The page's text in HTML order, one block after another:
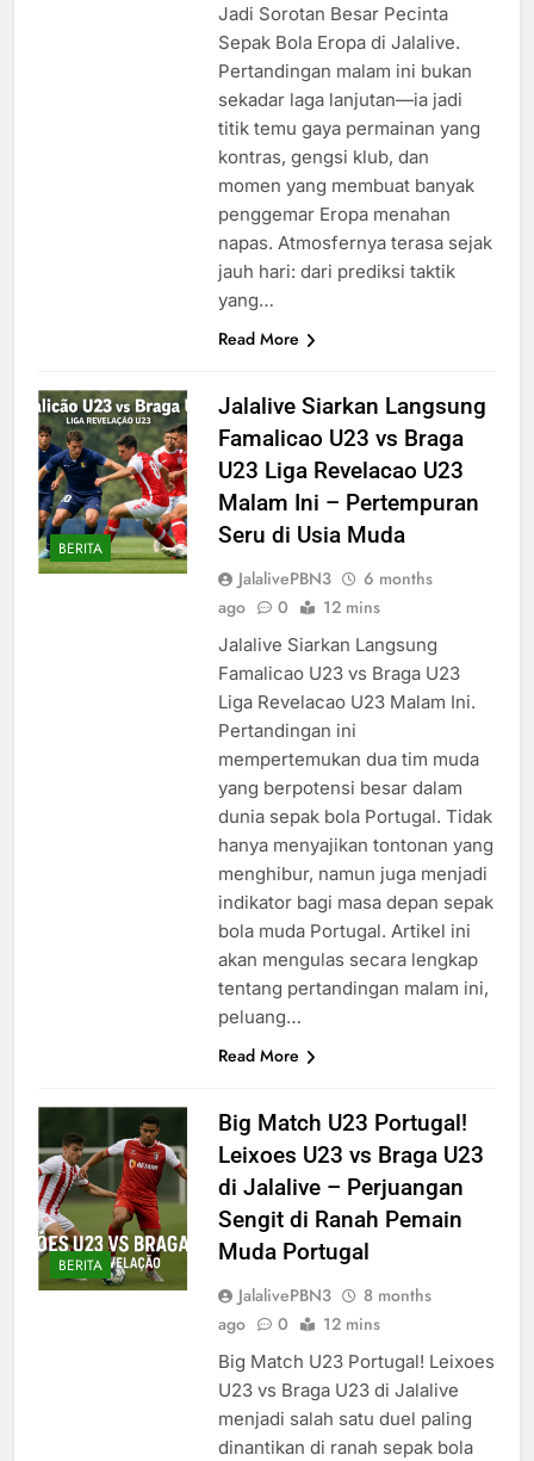
Jadi Sorotan Besar Pecinta
Sepak Bola Eropa di Jalalive.
Pertandingan malam ini bukan
sekadar laga lanjutan—ia jadi
titik temu gaya permainan yang
kontras, gengsi klub, dan
momen yang membuat banyak
penggemar Eropa menahan
napas. Atmosfernya terasa sejak
jauh hari: dari prediksi taktik
yang…
Read More
BERITA
Jalalive Siarkan Langsung
Famalicao U23 vs Braga
U23 Liga Revelacao U23
Malam Ini – Pertempuran
Seru di Usia Muda
JalalivePBN3
6 months
ago
0 12 mins
Jalalive Siarkan Langsung
Famalicao U23 vs Braga U23
Liga Revelacao U23 Malam Ini.
Pertandingan ini
mempertemukan dua tim muda
yang berpotensi besar dalam
dunia sepak bola Portugal. Tidak
hanya menyajikan tontonan yang
menghibur, namun juga menjadi
indikator bagi masa depan sepak
bola muda Portugal. Artikel ini
akan mengulas secara lengkap
tentang pertandingan malam ini,
peluang…
Read More
BERITA
Big Match U23 Portugal!
Leixoes U23 vs Braga U23
di Jalalive – Perjuangan
Sengit di Ranah Pemain
Muda Portugal
JalalivePBN3
8 months
ago
0 12 mins
Big Match U23 Portugal! Leixoes
U23 vs Braga U23 di Jalalive
menjadi salah satu duel paling
dinantikan di ranah sepak bola